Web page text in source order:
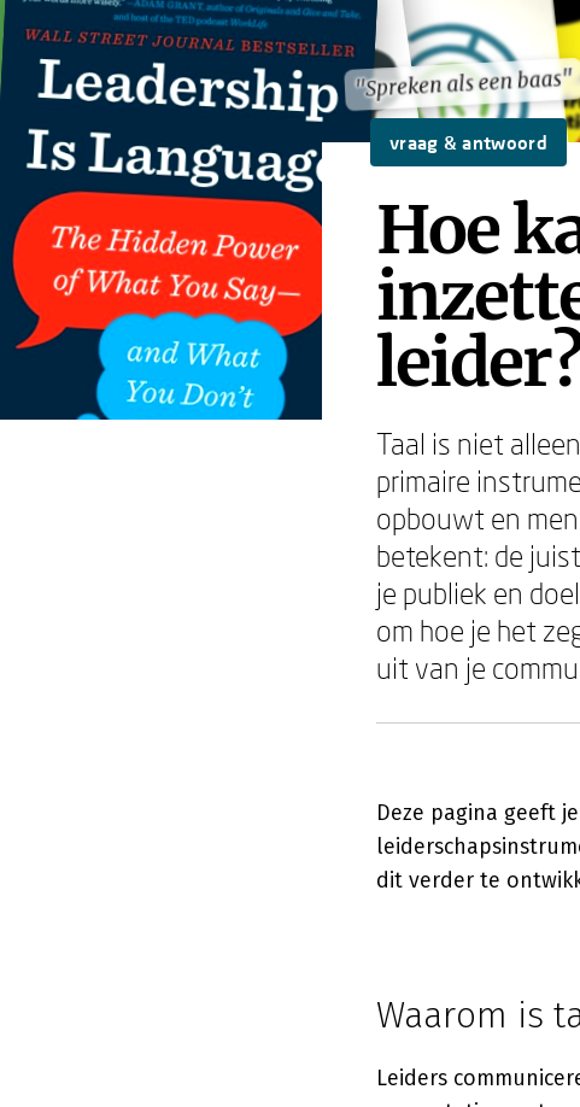
"Spreken als een baas"
"Spreken als een baas"
vraag & antwoord
Hoe
Taal is niet
primaire
opbouwt en
betekent: de
je publiek en
om hoe je het
uit van je
Deze pagina geeft
dit verder te
Waarom is
Leiders